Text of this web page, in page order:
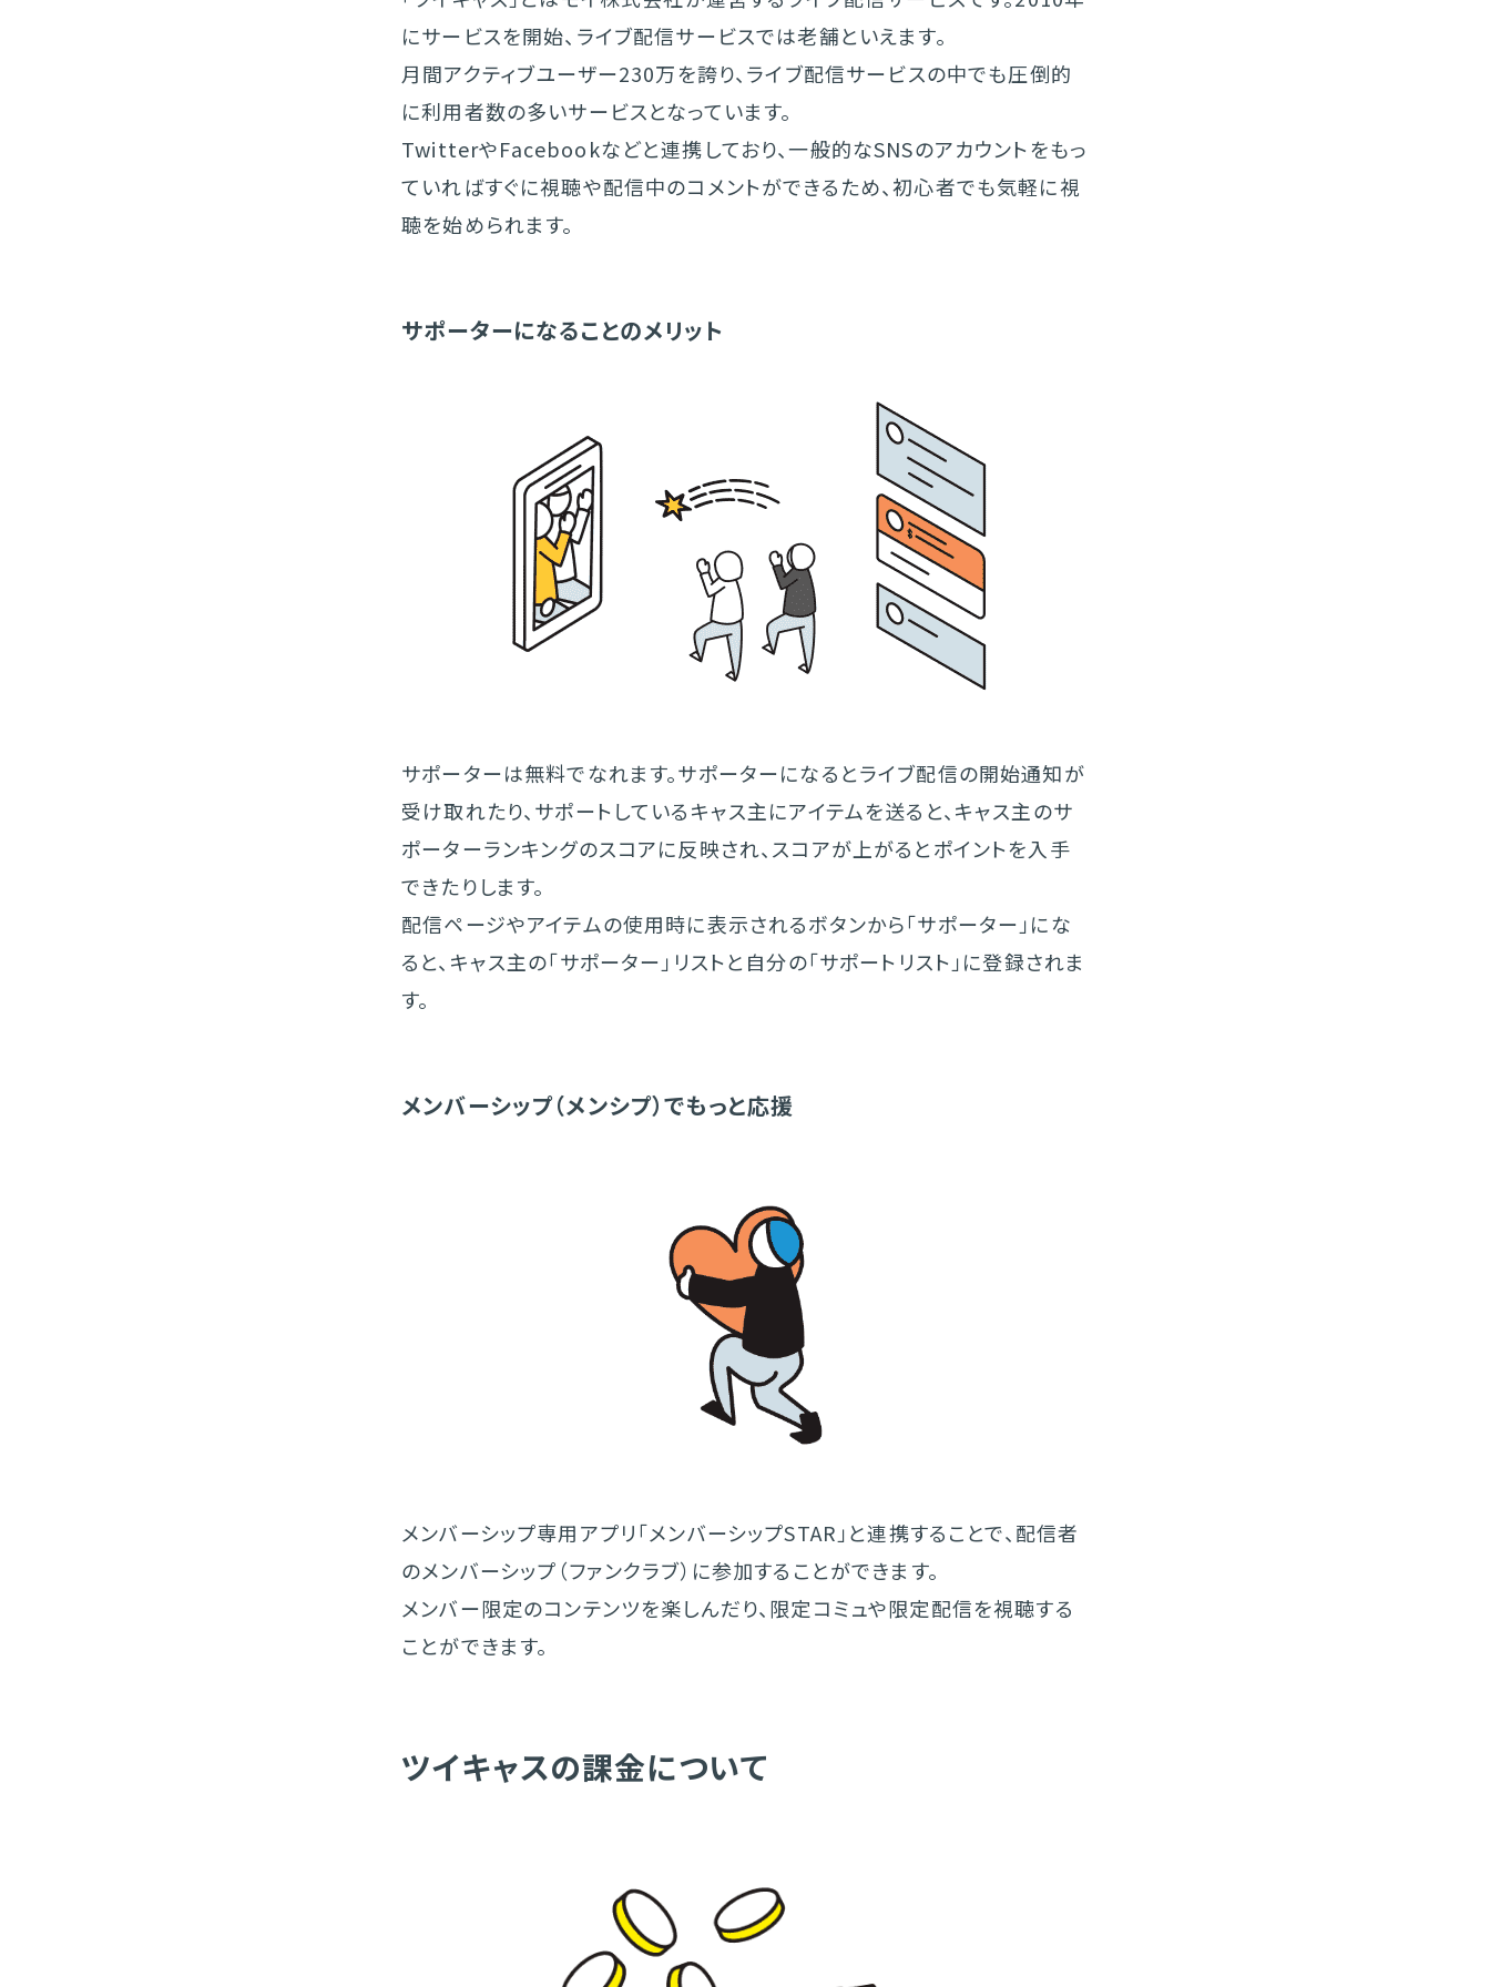
にサービスを開始、ライブ配信サービスでは老舗といえます。
月間アクティブユーザー230万を誇り、ライブ配信サービスの中でも圧倒的
に利用者数の多いサービスとなっています。
TwitterやFacebookなどと連携しており、一般的なSNSのアカウントをもっ
ていればすぐに視聴や配信中のコメントができるため、初心者でも気軽に視
聴を始められます。
サポーターになることのメリット
サポーターは無料でなれます。サポーターになるとライブ配信の開始通知が
受け取れたり、サポートしているキャス主にアイテムを送ると、キャス主のサ
ポーターランキングのスコアに反映され、スコアが上がるとポイントを入手
できたりします。
配信ページやアイテムの使用時に表示されるボタンから「サポーター」にな
ると、キャス主の「サポーター」リストと自分の「サポートリスト」に登録されま
す。
メンバーシップ（メンシプ）でもっと応援
メンバーシップ専用アプリ「メンバーシップSTAR」と連携することで、配信者
のメンバーシップ（ファンクラブ）に参加することができます。
メンバー限定のコンテンツを楽しんだり、限定コミュや限定配信を視聴する
ことができます。
ツイキャスの課金について